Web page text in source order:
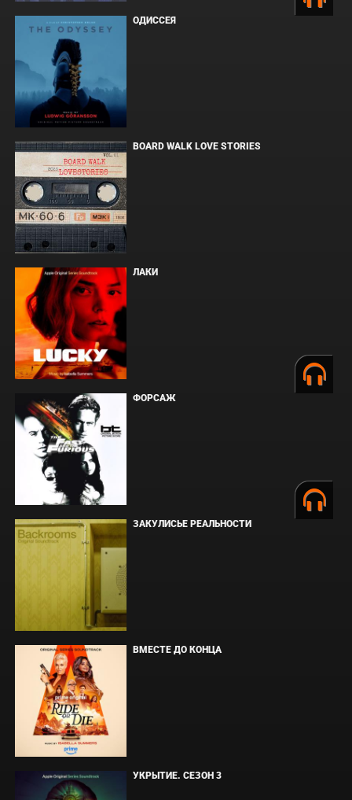
ОДИССЕЯ
BOARD WALK LOVE STORIES
ЛАКИ
ФОРСАЖ
ЗАКУЛИСЬЕ РЕАЛЬНОСТИ
ВМЕСТЕ ДО КОНЦА
УКРЫТИЕ. СЕЗОН 3